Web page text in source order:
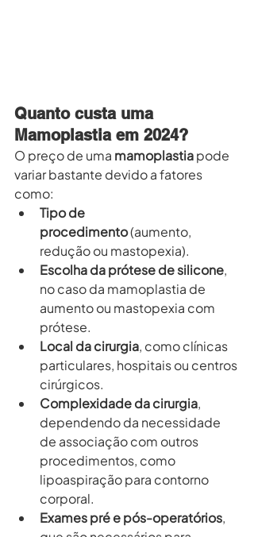
Quanto custa uma
Mamoplastia em 2024?
O preço de uma mamoplastia pode
variar bastante devido a fatores
como:
Tipo de
procedimento (aumento,
redução ou mastopexia).
Escolha da prótese de silicone,
no caso da mamoplastia de
aumento ou mastopexia com
prótese.
Local da cirurgia, como clínicas
particulares, hospitais ou centros
cirúrgicos.
Complexidade da cirurgia,
dependendo da necessidade
de associação com outros
procedimentos, como
lipoaspiração para contorno
corporal.
Exames pré e pós-operatórios,